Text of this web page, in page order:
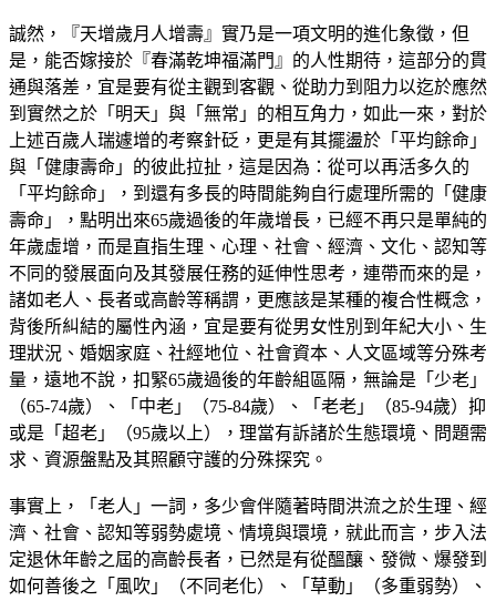
誠然，『天增歲月人增壽』實乃是一項文明的進化象徵，但
是，能否嫁接於『春滿乾坤福滿門』的人性期待，這部分的貫
通與落差，宜是要有從主觀到客觀、從助力到阻力以迄於應然
到實然之於「明天」與「無常」的相互角力，如此一來，對於
上述百歲人瑞遽增的考察針砭，更是有其擺盪於「平均餘命」
與「健康壽命」的彼此拉扯，這是因為：從可以再活多久的
「平均餘命」，到還有多長的時間能夠自行處理所需的「健康
壽命」，點明出來65歲過後的年歲增長，已經不再只是單純的
年歲虛增，而是直指生理、心理、社會、經濟、文化、認知等
不同的發展面向及其發展任務的延伸性思考，連帶而來的是，
諸如老人、長者或高齡等稱謂，更應該是某種的複合性概念，
背後所糾結的屬性內涵，宜是要有從男女性別到年紀大小、生
理狀況、婚姻家庭、社經地位、社會資本、人文區域等分殊考
量，遠地不說，扣緊65歲過後的年齡組區隔，無論是「少老」
（65-74歲）、「中老」（75-84歲）、「老老」（85-94歲）抑
或是「超老」（95歲以上），理當有訴諸於生態環境、問題需
求、資源盤點及其照顧守護的分殊探究。
事實上，「老人」一詞，多少會伴隨著時間洪流之於生理、經
濟、社會、認知等弱勢處境、情境與環境，就此而言，步入法
定退休年齡之屆的高齡長者，已然是有從醞釀、發微、爆發到
如何善後之「風吹」（不同老化）、「草動」（多重弱勢）、